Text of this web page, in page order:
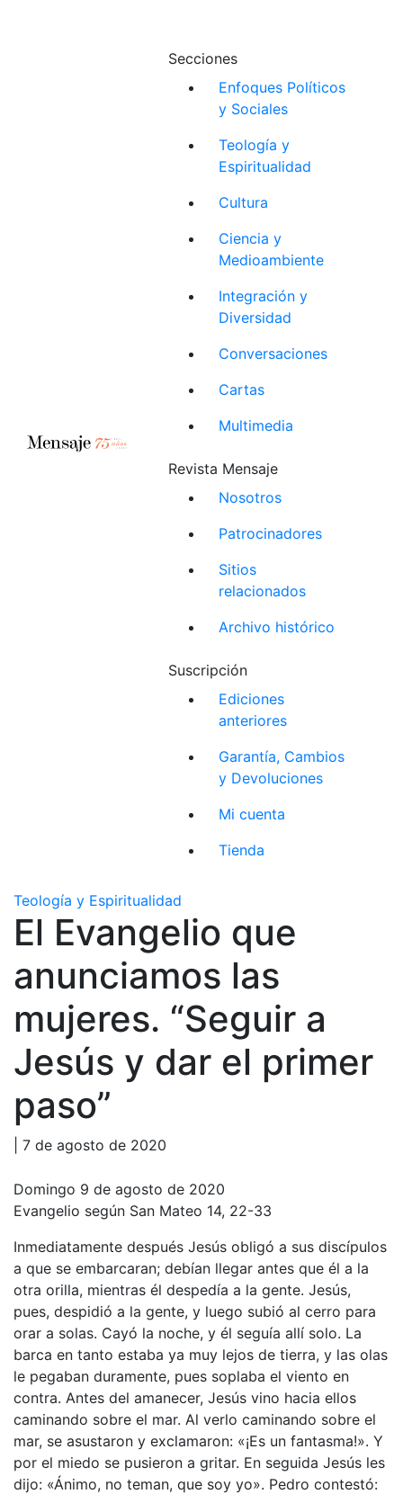
Secciones
Enfoques Políticos
y Sociales
Teología y
Espiritualidad
Cultura
Ciencia y
Medioambiente
Integración y
Diversidad
Conversaciones
Cartas
Multimedia
Revista Mensaje
Nosotros
Patrocinadores
Sitios
relacionados
Archivo histórico
Suscripción
Ediciones
anteriores
Garantía, Cambios
y Devoluciones
Mi cuenta
Tienda
Teología y Espiritualidad
El Evangelio que
anunciamos las
mujeres. “Seguir a
Jesús y dar el primer
paso”
| 7 de agosto de 2020
Domingo 9 de agosto de 2020
Evangelio según San Mateo 14, 22-33
Inmediatamente después Jesús obligó a sus discípulos
a que se embarcaran; debían llegar antes que él a la
otra orilla, mientras él despedía a la gente. Jesús,
pues, despidió a la gente, y luego subió al cerro para
orar a solas. Cayó la noche, y él seguía allí solo. La
barca en tanto estaba ya muy lejos de tierra, y las olas
le pegaban duramente, pues soplaba el viento en
contra. Antes del amanecer, Jesús vino hacia ellos
caminando sobre el mar. Al verlo caminando sobre el
mar, se asustaron y exclamaron: «¡Es un fantasma!». Y
por el miedo se pusieron a gritar. En seguida Jesús les
dijo: «Ánimo, no teman, que soy yo». Pedro contestó: